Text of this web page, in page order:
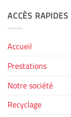
ACCÈS RAPIDES
Accueil
Prestations
Notre société
Recyclage